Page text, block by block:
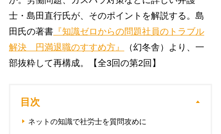
士・島田直行氏が、そのポイントを解説する。島
田氏の著書『知識ゼロからの問題社員のトラブル
解決 円満退職のすすめ方』
（幻冬舎）より、一
部抜粋して再構成。【全3回の第2回】
目次
ネットの知識で社労士を質問攻めに